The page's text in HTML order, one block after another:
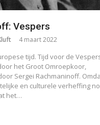
Vespers
4 maart 2022
tijd. Tijd voor de
het Groot Omroepkoor,
Sergei Rachmaninoff.
en culturele verheffing
het…